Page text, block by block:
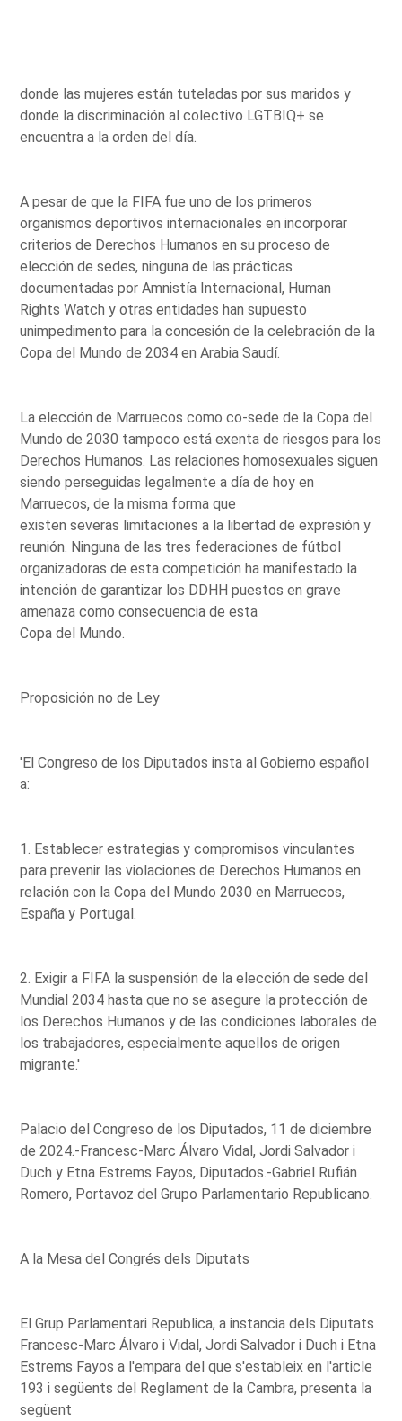
donde las mujeres están tuteladas por sus maridos y
donde la discriminación al colectivo LGTBIQ+ se
encuentra a la orden del día.
A pesar de que la FIFA fue uno de los primeros
organismos deportivos internacionales en incorporar
criterios de Derechos Humanos en su proceso de
elección de sedes, ninguna de las prácticas
documentadas por Amnistía Internacional, Human
Rights Watch y otras entidades han supuesto
unimpedimento para la concesión de la celebración de la
Copa del Mundo de 2034 en Arabia Saudí.
La elección de Marruecos como co-sede de la Copa del
Mundo de 2030 tampoco está exenta de riesgos para los
Derechos Humanos. Las relaciones homosexuales siguen
siendo perseguidas legalmente a día de hoy en
Marruecos, de la misma forma que
existen severas limitaciones a la libertad de expresión y
reunión. Ninguna de las tres federaciones de fútbol
organizadoras de esta competición ha manifestado la
intención de garantizar los DDHH puestos en grave
amenaza como consecuencia de esta
Copa del Mundo.
Proposición no de Ley
'El Congreso de los Diputados insta al Gobierno español
a:
1. Establecer estrategias y compromisos vinculantes
para prevenir las violaciones de Derechos Humanos en
relación con la Copa del Mundo 2030 en Marruecos,
España y Portugal.
2. Exigir a FIFA la suspensión de la elección de sede del
Mundial 2034 hasta que no se asegure la protección de
los Derechos Humanos y de las condiciones laborales de
los trabajadores, especialmente aquellos de origen
migrante.'
Palacio del Congreso de los Diputados, 11 de diciembre
de 2024.-Francesc-Marc Álvaro Vidal, Jordi Salvador i
Duch y Etna Estrems Fayos, Diputados.-Gabriel Rufián
Romero, Portavoz del Grupo Parlamentario Republicano.
A la Mesa del Congrés dels Diputats
El Grup Parlamentari Republica, a instancia dels Diputats
Francesc-Marc Álvaro i Vidal, Jordi Salvador i Duch i Etna
Estrems Fayos a l'empara del que s'estableix en l'article
193 i següents del Reglament de la Cambra, presenta la
següent